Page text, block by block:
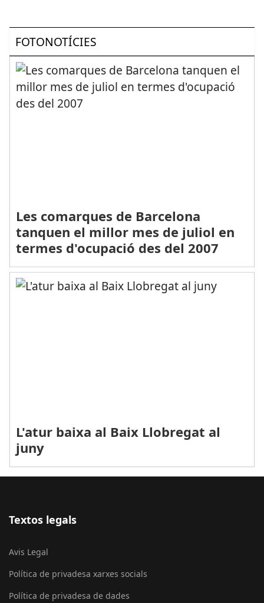
FOTONOTÍCIES
Les comarques de Barcelona
tanquen el millor mes de juliol en
termes d'ocupació des del 2007
L'atur baixa al Baix Llobregat al
juny
Textos legals
Avis Legal
Política de privadesa xarxes socials
Política de privadesa de dades